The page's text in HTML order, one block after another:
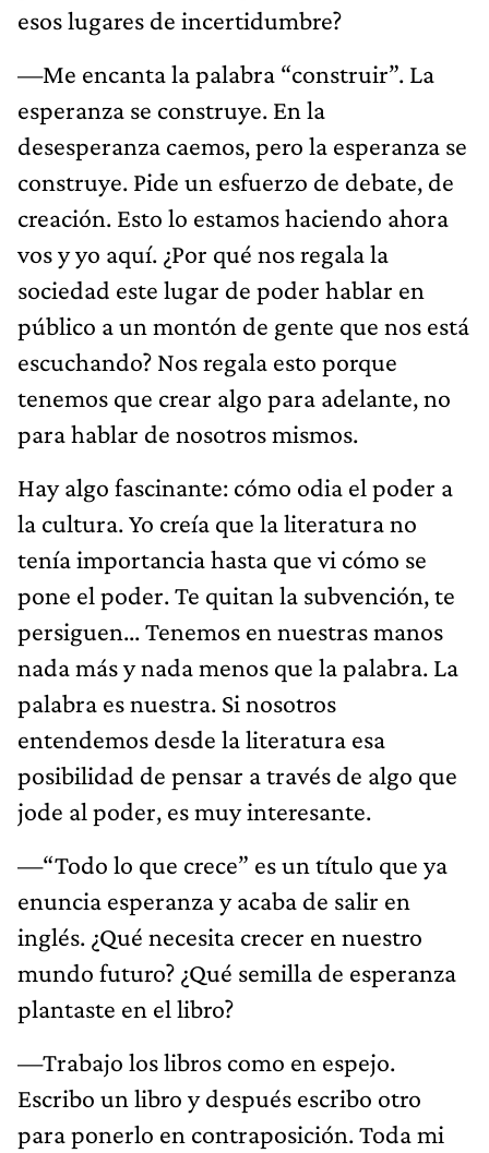
esos lugares de incertidumbre?
—Me encanta la palabra “construir”. La
esperanza se construye. En la
desesperanza caemos, pero la esperanza se
construye. Pide un esfuerzo de debate, de
creación. Esto lo estamos haciendo ahora
vos y yo aquí. ¿Por qué nos regala la
sociedad este lugar de poder hablar en
público a un montón de gente que nos está
escuchando? Nos regala esto porque
tenemos que crear algo para adelante, no
para hablar de nosotros mismos.
Hay algo fascinante: cómo odia el poder a
la cultura. Yo creía que la literatura no
tenía importancia hasta que vi cómo se
pone el poder. Te quitan la subvención, te
persiguen... Tenemos en nuestras manos
nada más y nada menos que la palabra. La
palabra es nuestra. Si nosotros
entendemos desde la literatura esa
posibilidad de pensar a través de algo que
jode al poder, es muy interesante.
—“Todo lo que crece” es un título que ya
enuncia esperanza y acaba de salir en
inglés. ¿Qué necesita crecer en nuestro
mundo futuro? ¿Qué semilla de esperanza
plantaste en el libro?
—Trabajo los libros como en espejo.
Escribo un libro y después escribo otro
para ponerlo en contraposición. Toda mi